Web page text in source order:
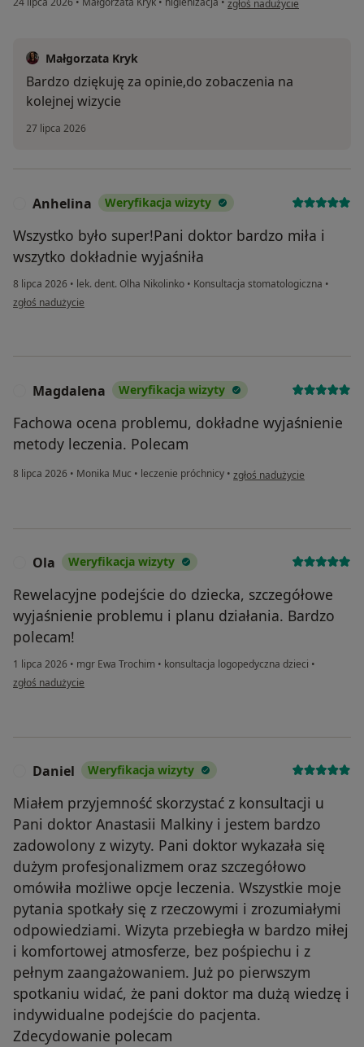
zgłoś nadużycie
Małgorzata Kryk
Bardzo dziękuję za opinie,do zobaczenia na
kolejnej wizycie
27 lipca 2026
Anhelina Weryfikacja wizyty
Wszystko było super!Pani doktor bardzo miła i
wszytko dokładnie wyjaśniła
8 lipca 2026 • lek. dent. Olha Nikolinko • Konsultacja stomatologiczna •
w opinii użytkownika Anhelina
zgłoś nadużycie
Magdalena Weryfikacja wizyty
Fachowa ocena problemu, dokładne wyjaśnienie
metody leczenia. Polecam
8 lipca 2026 • Monika Muc • leczenie próchnicy • w opinii użytkownika
zgłoś nadużycie
Ola Weryfikacja wizyty
Rewelacyjne podejście do dziecka, szczegółowe
wyjaśnienie problemu i planu działania. Bardzo
polecam!
1 lipca 2026 • mgr Ewa Trochim • konsultacja logopedyczna dzieci •
w opinii użytkownika Ola
zgłoś nadużycie
Daniel Weryfikacja wizyty
Miałem przyjemność skorzystać z konsultacji u
Pani doktor Anastasii Malkiny i jestem bardzo
zadowolony z wizyty. Pani doktor wykazała się
dużym profesjonalizmem oraz szczegółowo
omówiła możliwe opcje leczenia. Wszystkie moje
pytania spotkały się z rzeczowymi i zrozumiałymi
odpowiedziami. Wizyta przebiegła w bardzo miłej
i komfortowej atmosferze, bez pośpiechu i z
pełnym zaangażowaniem. Już po pierwszym
spotkaniu widać, że pani doktor ma dużą wiedzę i
indywidualne podejście do pacjenta.
Zdecydowanie polecam